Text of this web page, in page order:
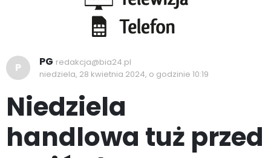
P PG redakcja@bia24.pl
niedziela, 28 kwietnia 2024, o godzinie 10:19
Niedziela
handlowa tuż przed